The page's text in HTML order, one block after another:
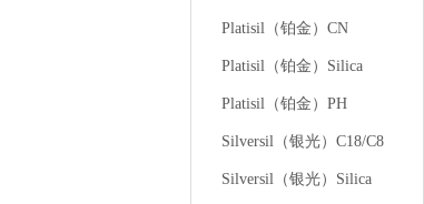
Platisil（铂金）CN
Platisil（铂金）Silica
Platisil（铂金）PH
Silversil（银光）C18/C8
Silversil（银光）Silica